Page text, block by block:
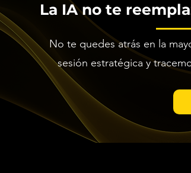
La IA no te
No te quedes atrás en la
sesión estratégica y